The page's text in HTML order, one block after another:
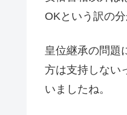
OKという訳の
皇位継承の問題
方は支持しない
いましたね。